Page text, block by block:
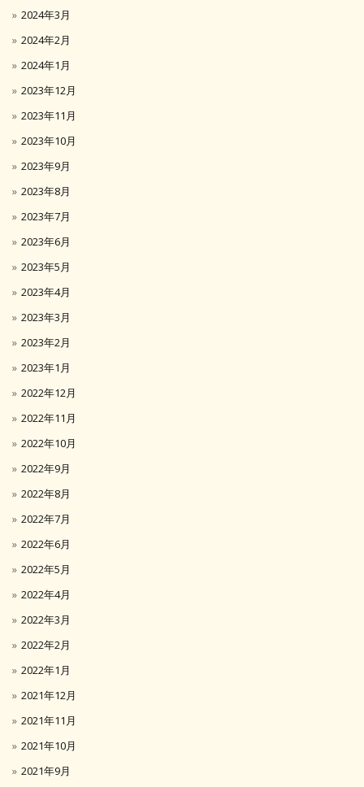
2024年3月
2024年2月
2024年1月
2023年12月
2023年11月
2023年10月
2023年9月
2023年8月
2023年7月
2023年6月
2023年5月
2023年4月
2023年3月
2023年2月
2023年1月
2022年12月
2022年11月
2022年10月
2022年9月
2022年8月
2022年7月
2022年6月
2022年5月
2022年4月
2022年3月
2022年2月
2022年1月
2021年12月
2021年11月
2021年10月
2021年9月